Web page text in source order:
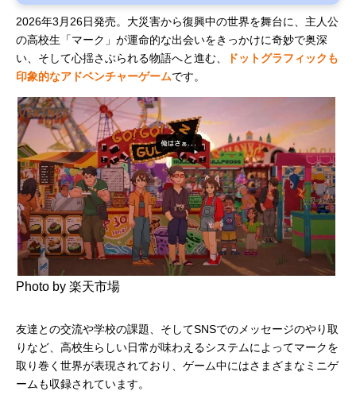
2026年3月26日発売。大災害から復興中の世界を舞台に、主人公
の高校生「マーク」が運命的な出会いをきっかけに奇妙で奥深
い、そして心揺さぶられる物語へと進む、
ドットグラフィックも
印象的なアドベンチャーゲームです。
Photo by 楽天市場
友達との交流や学校の課題、そしてSNSでのメッセージのやり取
りなど、高校生らしい日常が味わえるシステムによってマークを
取り巻く世界が表現されており、ゲーム中にはさまざまなミニゲ
ームも収録されています。